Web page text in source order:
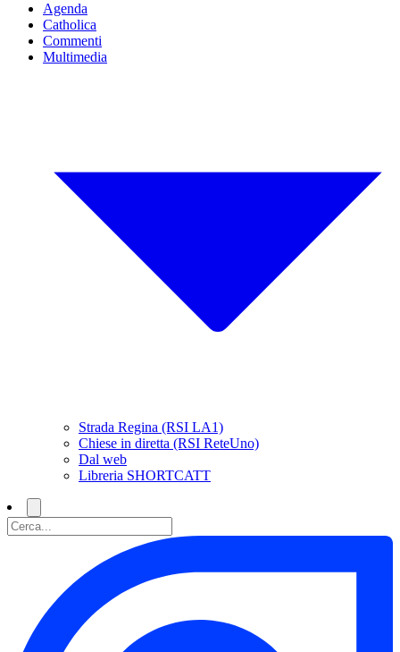
Agenda
Catholica
Commenti
Multimedia
Strada Regina (RSI LA1)
Chiese in diretta (RSI ReteUno)
Dal web
Libreria SHORTCATT